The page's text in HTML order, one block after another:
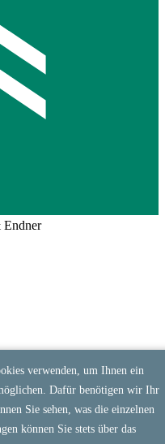
verwenden, um Ihnen ein
Dafür benötigen wir Ihr
Sie sehen, was die einzelnen
können Sie stets über das